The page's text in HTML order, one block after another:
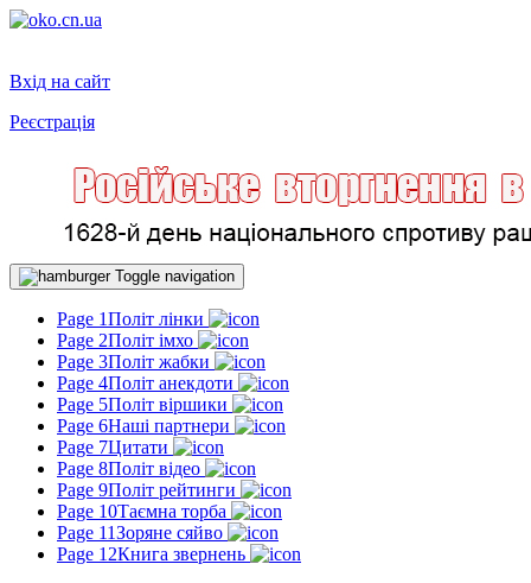
Вхід на сайт
Реєстрація
Toggle navigation
Page 1Політ лінки
Page 2Політ імхо
Page 3Політ жабки
Page 4Політ анекдоти
Page 5Політ віршики
Page 6Наші партнери
Page 7Цитати
Page 8Політ відео
Page 9Політ рейтинги
Page 10Таємна торба
Page 11Зоряне сяйво
Page 12Книга звернень